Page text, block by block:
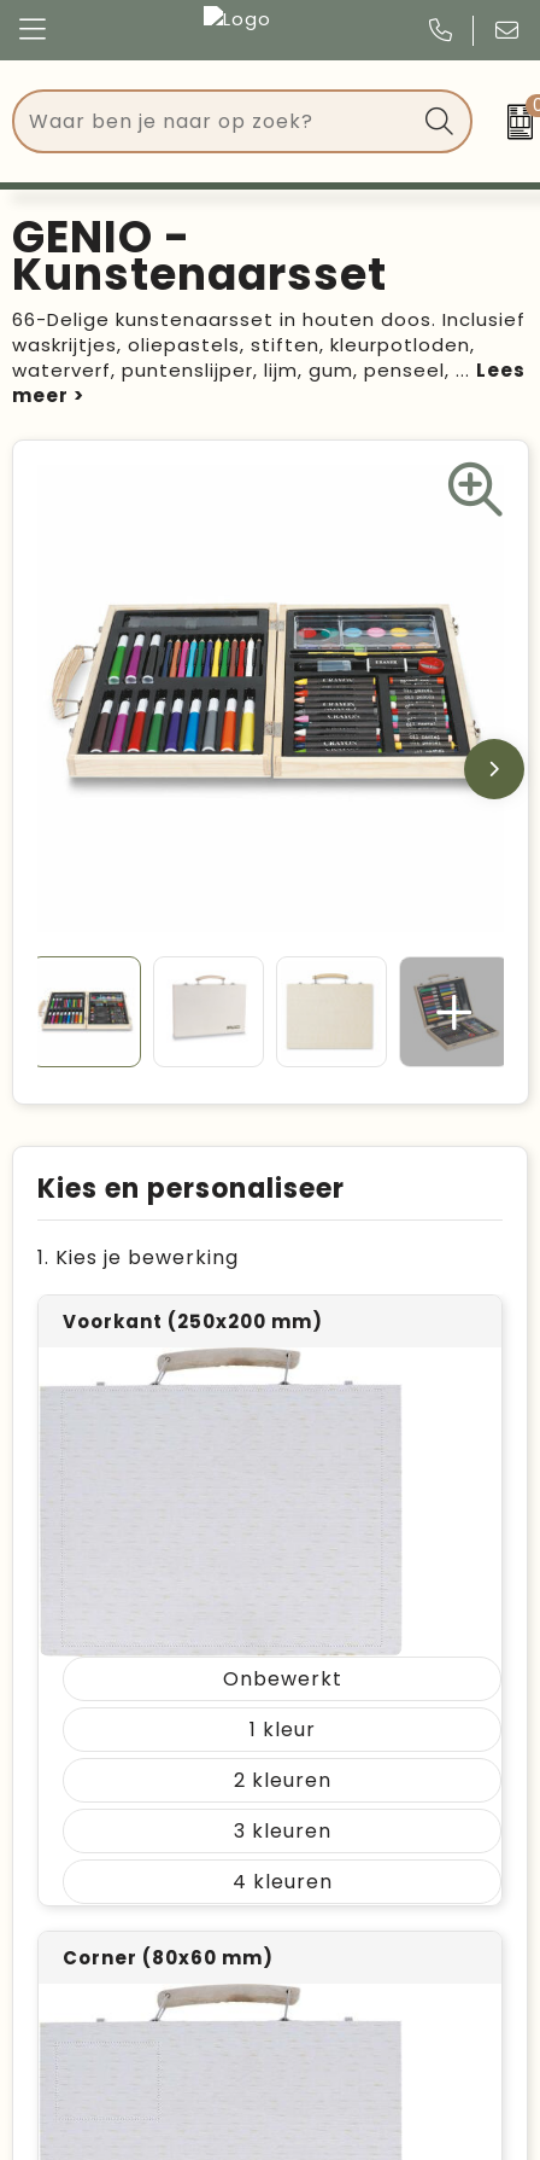
Tassen
Drinkwaren
Events
Give Aways
Made in Europe
Recycled
Bestsellers
Congres
Events
Kerst
Verjaardagen
Voetbal, EK en WK
GENIO -
Kunstenaarsset
66-Delige kunstenaarsset in houten doos. Inclusief
waskrijtjes, oliepastels, stiften, kleurpotloden,
waterverf, puntenslijper, lijm, gum, penseel, ...
Kies en personaliseer
1. Kies je bewerking
Voorkant (250x200 mm)
Onbewerkt
1
2
3
4
Corner (80x60 mm)